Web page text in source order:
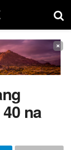
×
na